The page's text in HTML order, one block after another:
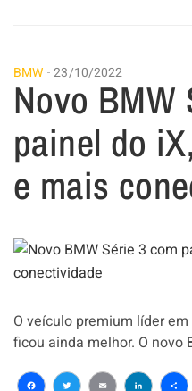
BMW 23/10/2022
Novo BMW
painel do
e mais
O veículo premium líder
ficou ainda melhor. O novo